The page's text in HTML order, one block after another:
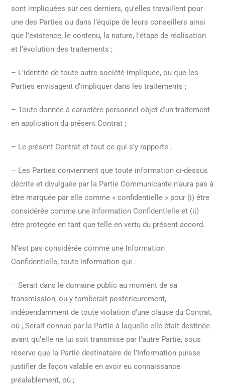
sont impliquées sur ces derniers, qu’elles travaillent pour
une des Parties ou dans l’équipe de leurs conseillers ainsi
que l’existence, le contenu, la nature, l’étape de réalisation
et l’évolution des traitements ;
– L’identité de toute autre société impliquée, ou que les
Parties envisagent d’impliquer dans les traitements ;
– Toute donnée à caractère personnel objet d’un traitement
en application du présent Contrat ;
– Le présent Contrat et tout ce qui s’y rapporte ;
– Les Parties conviennent que toute information ci-dessus
décrite et divulguée par la Partie Communicante n’aura pas à
être marquée par elle comme « confidentielle » pour (i) être
considérée comme une Information Confidentielle et (ii)
être protégée en tant que telle en vertu du présent accord.
N’est pas considérée comme une Information
Confidentielle, toute information qui :
– Serait dans le domaine public au moment de sa
transmission, ou y tomberait postérieurement,
indépendamment de toute violation d’une clause du Contrat,
où ; Serait connue par la Partie à laquelle elle était destinée
avant qu’elle ne lui soit transmise par l’autre Partie, sous
réserve que la Partie destinataire de l’Information puisse
justifier de façon valable en avoir eu connaissance
préalablement, où ;